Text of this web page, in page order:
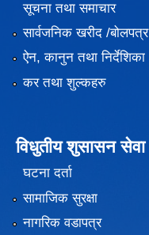
सूचना तथा समाचार
सार्वजनिक खरीद /
ऐन, कानुन तथा निर्देशिका
कर तथा शुल्कहरु
विधुतीय शुसासन सेवा
घटना दर्ता
सामाजिक सुरक्षा
नागरिक वडापत्र